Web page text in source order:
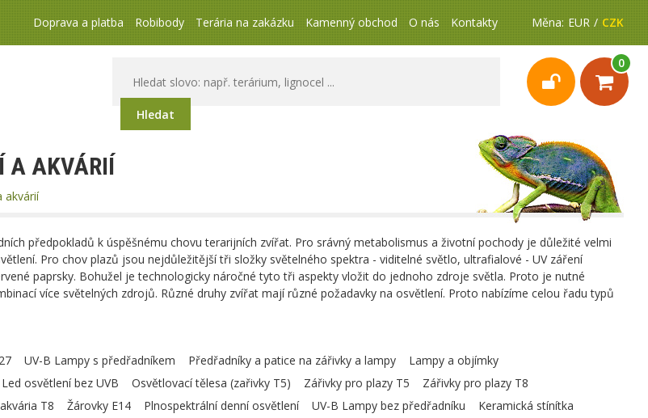
Měna: EUR CZK
Doprava a platba Robibody Terária na zakázku Kamenný obchod O nás Kontakty
Hledat
0
A AKVÁRIÍ
akvárií
předpokladů k úspěšnému chovu terarijních zvířat. Pro srávný metabolismus a životní pochody je důležité velmi
Pro chov plazů jsou nejdůležitější tři složky světelného spektra - viditelné světlo, ultrafialové - UV záření
paprsky. Bohužel je technologicky náročné tyto tři aspekty vložit do jednoho zdroje světla. Proto je nutné
více světelných zdrojů. Různé druhy zvířat mají různé požadavky na osvětlení. Proto nabízíme celou řadu typů
UV-B Lampy s předřadníkem Předřadníky a patice na zářivky a lampy
Lampy a objímky
Led osvětlení bez UVB Osvětlovací tělesa (zařivky T5) Zářivky pro plazy T5
Zářivky pro plazy T8
T8 Žárovky E14 Plnospektrální denní osvětlení UV-B Lampy bez předřadníku
Keramická stínítka